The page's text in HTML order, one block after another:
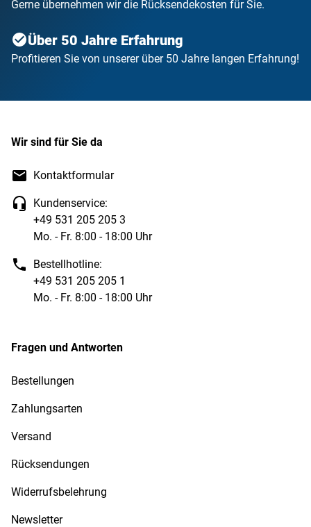
Gerne übernehmen wir die Rücksendekosten für Sie.
Über 50 Jahre Erfahrung
Profitieren Sie von unserer über 50 Jahre langen Erfahrung!
Wir sind für Sie da
Kontaktformular
Kundenservice:
+49 531 205 205 3
Mo. - Fr. 8:00 - 18:00 Uhr
Bestellhotline:
+49 531 205 205 1
Mo. - Fr. 8:00 - 18:00 Uhr
Fragen und Antworten
Bestellungen
Zahlungsarten
Versand
Rücksendungen
Widerrufsbelehrung
Newsletter